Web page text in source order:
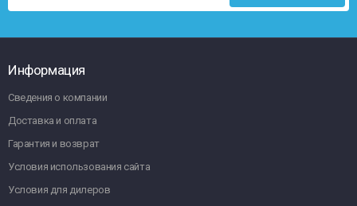
Информация
Сведения о компании
Доставка и оплата
Гарантия и возврат
Условия использования сайта
Условия для дилеров